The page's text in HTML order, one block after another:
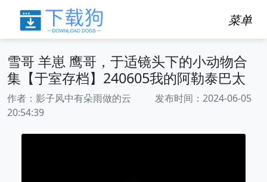
菜单
雪哥 羊崽 鹰哥，于适镜头下的小动物合
集【于室存档】240605我的阿勒泰巴太
作者：影子风中有朵雨做的云 发布时间：2024-06-05
20:54:39